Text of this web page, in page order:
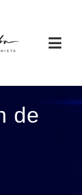
de